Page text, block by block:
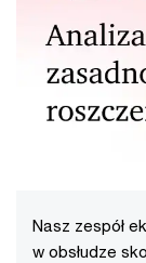
Nasz zespół
w obsłudze